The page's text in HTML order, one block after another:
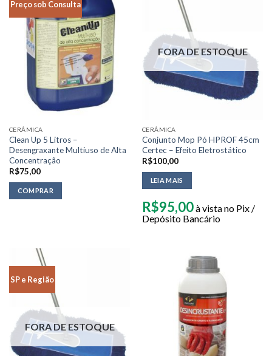
Preço sob Consulta
CERÂMICA
Clean Up 5 Litros –
Desengraxante Multiuso de Alta
Concentração
R$75,00
COMPRAR
FORA DE ESTOQUE
CERÂMICA
Conjunto Mop Pó HPROF 45cm
Certec – Efeito Eletrostático
R$100,00
LEIA MAIS
R$95,00à vista no Pix /
Depósito Bancário
SP e Região
FORA DE ESTOQUE